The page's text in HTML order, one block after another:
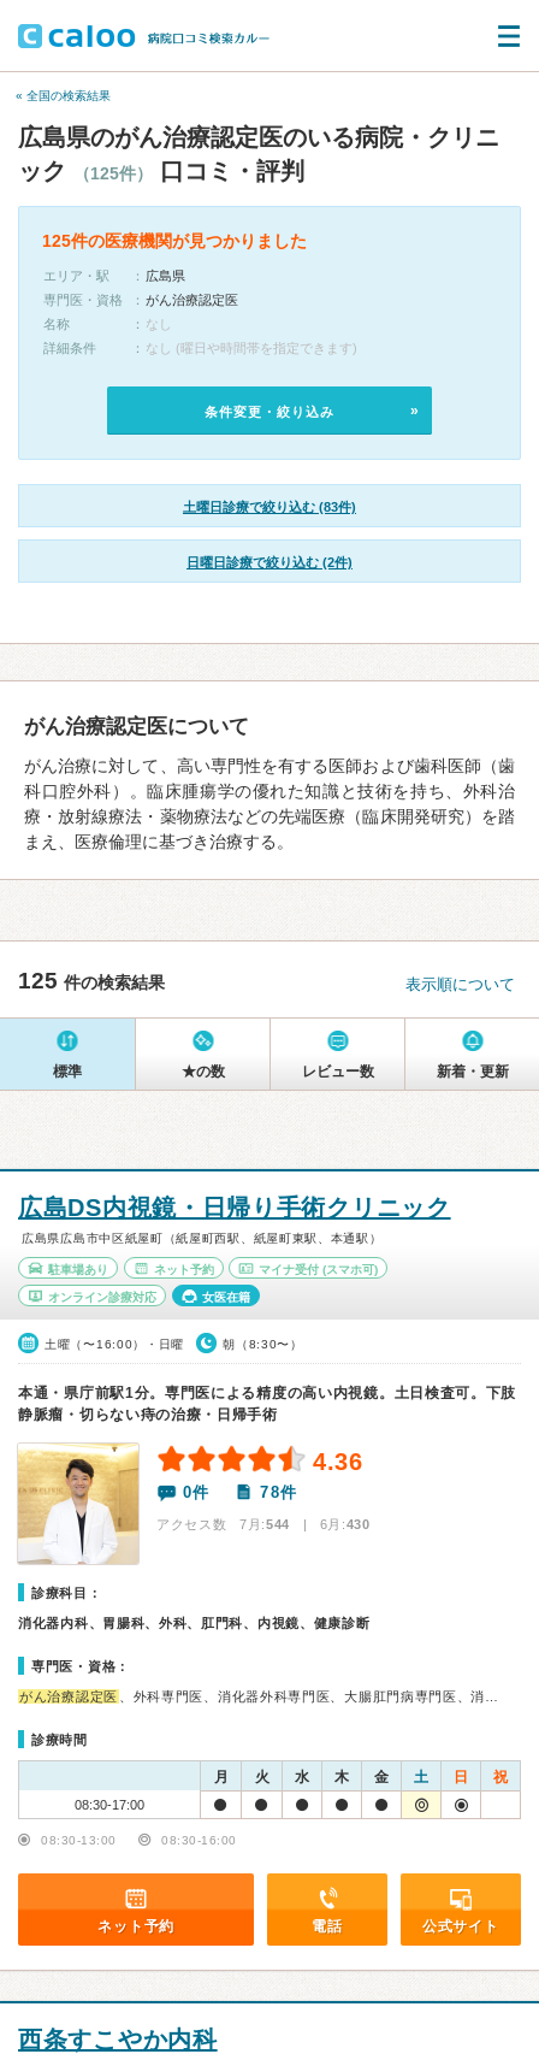
« 全国の検索結果
広島県のがん治療認定医のいる病院・クリニ
ック
（125件） 口コミ・評判
125件の医療機関が見つかりました
エリア・駅
広島県
専門医・資格
がん治療認定医
名称
なし
詳細条件
なし (曜日や時間帯を指定できます)
条件変更・絞り込み
土曜日診療で絞り込む (83件)
日曜日診療で絞り込む (2件)
がん治療認定医について
がん治療に対して、高い専門性を有する医師および歯科医師（歯
科口腔外科）。臨床腫瘍学の優れた知識と技術を持ち、外科治
療・放射線療法・薬物療法などの先端医療（臨床開発研究）を踏
まえ、医療倫理に基づき治療する。
125 件の検索結果 表示順について
標準 ★の数 レビュー数 新着・更新
広島DS内視鏡・日帰り手術クリニック
広島県広島市中区紙屋町（紙屋町西駅、紙屋町東駅、本通駅）
駐車場あり ネット予約 マイナ受付 (スマホ可)
オンライン診療対応 女医在籍
土曜（〜16:00）・日曜 朝（8:30〜）
本通・県庁前駅1分。専門医による精度の高い内視鏡。土日検査可。下肢
静脈瘤・切らない痔の治療・日帰手術
4.36
0件 78件
アクセス数 7月:544 | 6月:430
診療科目：
消化器内科、胃腸科、外科、肛門科、内視鏡、健康診断
専門医・資格：
がん治療認定医 、外科専門医、消化器外科専門医、大腸肛門病専門医、消…
診療時間
月 火 水 木 金 土 日 祝
08:30-17:00
08:30-13:00 08:30-16:00
ネット予約 電話 公式サイト
西条すこやか内科